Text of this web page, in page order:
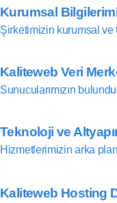
Kurumsal
Şirketimizin kurumsal ve
Kaliteweb Veri
Sunucularımızın
Teknoloji ve
Hizmetlerimizin arka
Kaliteweb Hosting